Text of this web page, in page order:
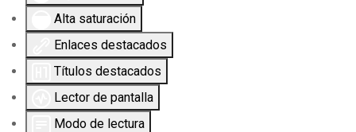
Alta saturación
Enlaces destacados
Títulos destacados
Lector de pantalla
Modo de lectura